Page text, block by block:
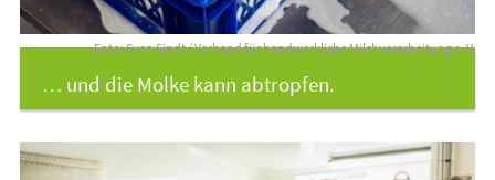
Foto: Sven Sindt / Verband für handwerkliche Milchverarbeitung e. V.
… und die Molke kann abtropfen.